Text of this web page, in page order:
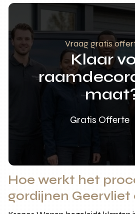
Vraag gratis
Klaar
Gratis Offerte
Hoe werkt het
gordijnen